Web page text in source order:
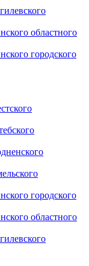
областного
городского
городского
областного